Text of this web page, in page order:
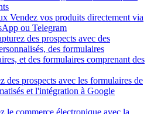
Vendez vos produits directement via
ou Telegram
des prospects avec des
des formulaires
et des formulaires comprenant des
des prospects avec les formulaires de
et l'intégration à Google
le commerce électronique avec la